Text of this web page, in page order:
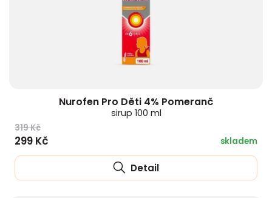
Nurofen Pro Děti 4% Pomeranč
sirup 100 ml
319 Kč
299 Kč skladem
Detail